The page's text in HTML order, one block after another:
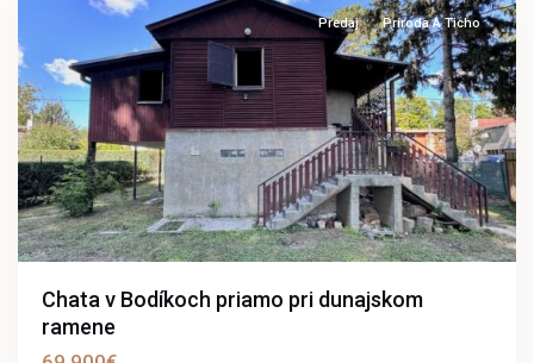
Predaj Príroda A Ticho
Chata v Bodíkoch priamo pri dunajskom
ramene